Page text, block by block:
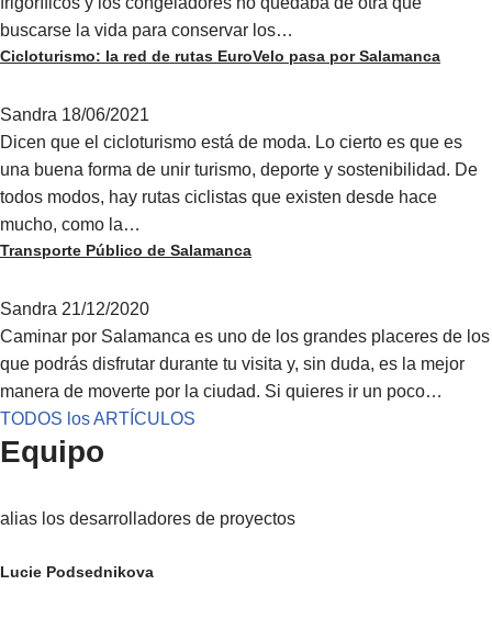
buscarse la vida para conservar los…
Cicloturismo: la red de rutas EuroVelo pasa por Salamanca
Sandra 18/06/2021
Dicen que el cicloturismo está de moda. Lo cierto es que es
una buena forma de unir turismo, deporte y sostenibilidad. De
todos modos, hay rutas ciclistas que existen desde hace
mucho, como la…
Transporte Público de Salamanca
Sandra 21/12/2020
Caminar por Salamanca es uno de los grandes placeres de los
que podrás disfrutar durante tu visita y, sin duda, es la mejor
manera de moverte por la ciudad. Si quieres ir un poco…
TODOS los ARTÍCULOS
Equipo
alias los desarrolladores de proyectos
Lucie Podsednikova